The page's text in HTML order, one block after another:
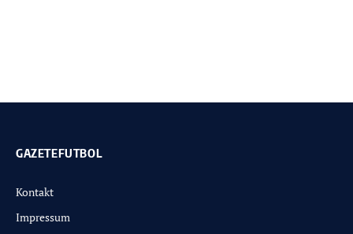
GAZETEFUTBOL
Kontakt
Impressum